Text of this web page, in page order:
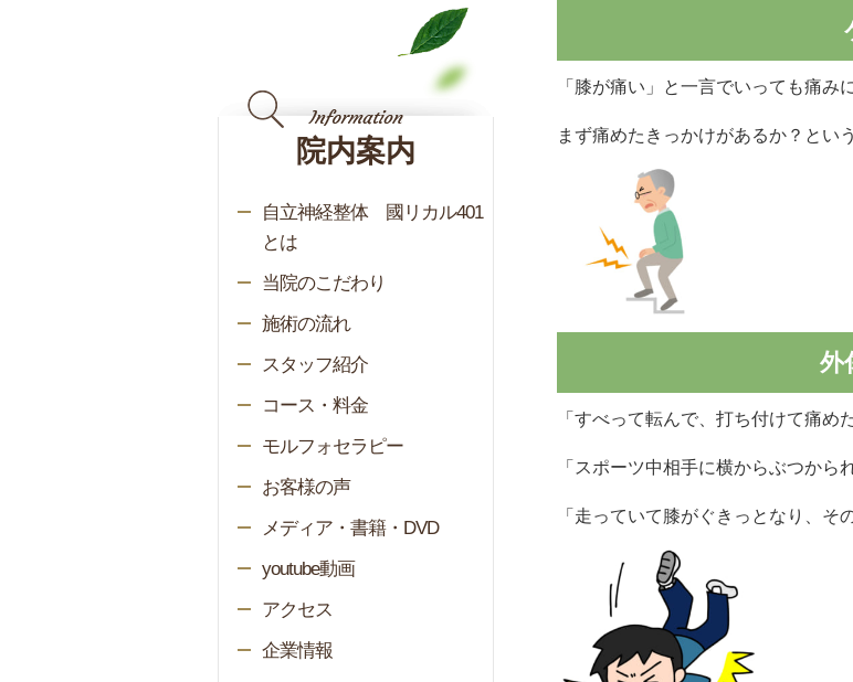
「膝が痛い」と一言でいっても痛み
まず痛めたきっかけがあるか？とい
外
「すべって転んで、打ち付けて痛め
「スポーツ中相手に横からぶつから
「走っていて膝がぐきっとなり、そ
院内案内
自立神経整体 國リカル401
とは
当院のこだわり
施術の流れ
スタッフ紹介
コース・料金
モルフォセラピー
お客様の声
メディア・書籍・DVD
youtube動画
アクセス
企業情報